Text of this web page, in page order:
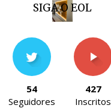
SIGA O EOL
54
Seguidores
427
Inscritos